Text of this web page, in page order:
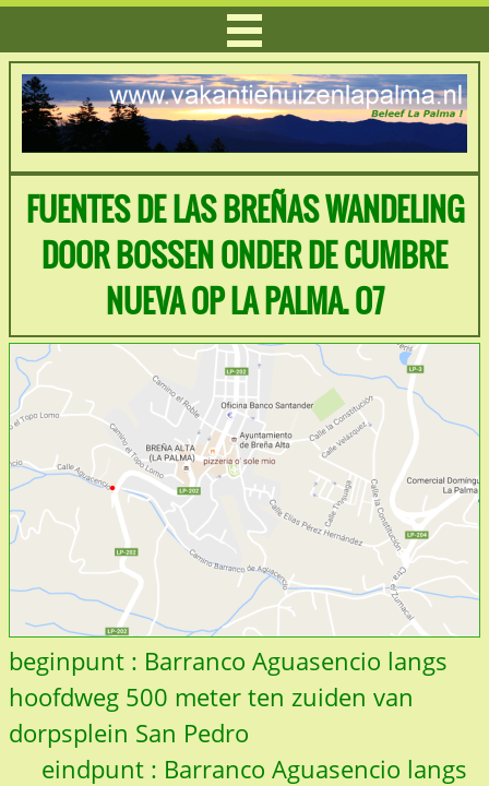
FUENTES DE LAS BREÑAS WANDELING
DOOR BOSSEN ONDER DE CUMBRE
NUEVA OP LA PALMA. O7
beginpunt : Barranco Aguasencio langs
hoofdweg 500 meter ten zuiden van
dorpsplein San Pedro
eindpunt : Barranco Aguasencio langs